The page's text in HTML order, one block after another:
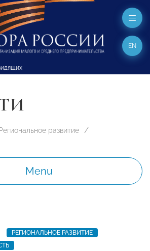
EN
Региональное развитие
Menu
РЕГИОНАЛЬНОЕ РАЗВИТИЕ